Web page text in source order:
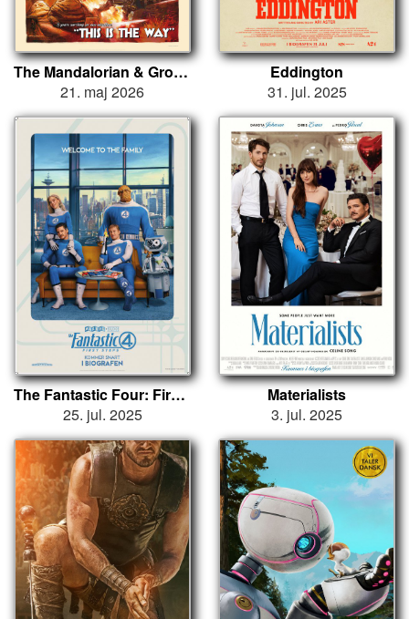
The Mandalorian & Grogu
21. maj 2026
Eddington
31. jul. 2025
The Fantastic Four: First Steps
25. jul. 2025
Materialists
3. jul. 2025